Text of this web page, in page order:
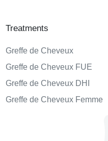
Treatments
Greffe de Cheveux
Greffe de Cheveux FUE
Greffe de Cheveux DHI
Greffe de Cheveux Femme